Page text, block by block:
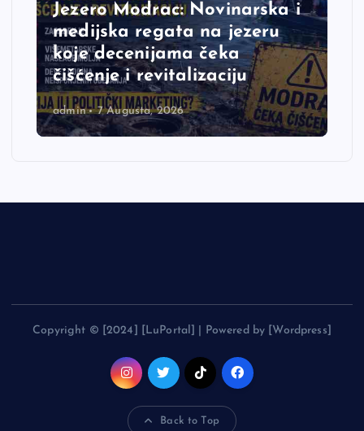
Jezero Modrac: Novinarska i
medijska regata na jezeru
koje decenijama čeka
čišćenje i revitalizaciju
admin 7 Augusta, 2026
Copyright © [2024] [LuPortal] | Powered by [Wordpress]
Back to Top